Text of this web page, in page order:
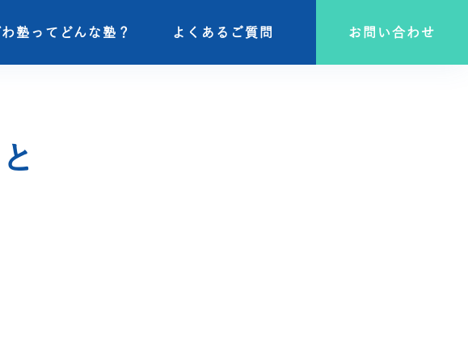
塾ってどんな塾？ よくあるご質問 お問い合わせ
塾ってどんな塾？ よくあるご質問 お問い合わせ